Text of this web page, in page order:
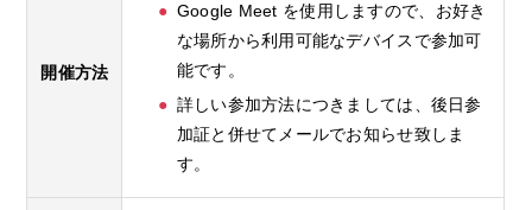
開催方法
Google Meet を使用しますので、お好き
な場所から利用可能なデバイスで参加可
能です。
詳しい参加方法につきましては、後日参
加証と併せてメールでお知らせ致しま
す。